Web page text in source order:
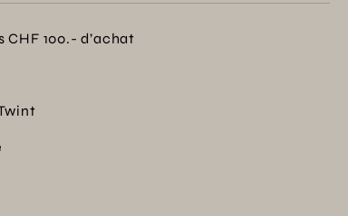
CHF 100.- d’achat